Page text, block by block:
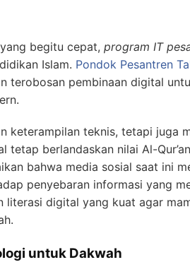
begitu cepat, program IT
Islam. Pondok Pesantren
terobosan pembinaan digital
keterampilan teknis, tetapi juga
berlandaskan nilai Al-
bahwa media sosial saat ini
penyebaran informasi yang
literasi digital yang kuat agar
untuk Dakwah